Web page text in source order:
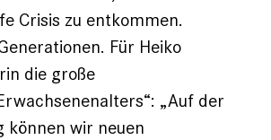
Crisis zu entkommen.
Für Heiko
die große
„Auf der
können wir neuen